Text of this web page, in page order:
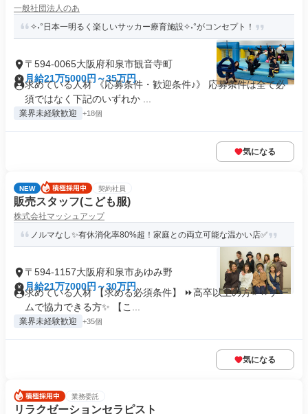
一般社団法人のあ
✧˖°日本一明るく楽しいサッカー療育施設✧˖°がコンセプト！
〒594-0065大阪府和泉市観音寺町
月給21万5000円～35万円
求めている人材 《応募条件・歓迎条件♪》 応募条件は全て必
須ではなく下記のいずれか ...
業界未経験歓迎 +18個
気になる
NEW 契約社員
販売スタッフ(こども服)
株式会社マッシュアップ
ノルマなし✨有休消化率80%超！家庭との両立可能な温かい店✅
〒594-1157大阪府和泉市あゆみ野
月給21万7000円～30万円
求めている人材 【求める必須条件】 ⏩高卒以上の方⭐ ⏩チー
ムで協力できる方✨ 【こ...
業界未経験歓迎 +35個
気になる
業務委託
リラクゼーションセラピスト